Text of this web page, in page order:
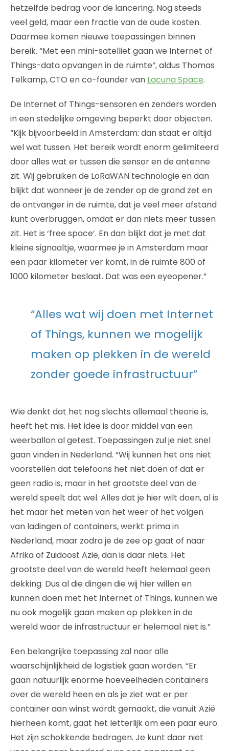
hetzelfde bedrag voor de lancering. Nog steeds
veel geld, maar een fractie van de oude kosten.
Daarmee komen nieuwe toepassingen binnen
bereik. “Met een mini-satelliet gaan we Internet of
Things-data opvangen in de ruimte”, aldus Thomas
Telkamp, CTO en co-founder van Lacuna Space.
De Internet of Things-sensoren en zenders worden
in een stedelijke omgeving beperkt door objecten.
“Kijk bijvoorbeeld in Amsterdam: dan staat er altijd
wel wat tussen. Het bereik wordt enorm gelimiteerd
door alles wat er tussen die sensor en de antenne
zit. Wij gebruiken de LoRaWAN technologie en dan
blijkt dat wanneer je de zender op de grond zet en
de ontvanger in de ruimte, dat je veel meer afstand
kunt overbruggen, omdat er dan niets meer tussen
zit. Het is ‘free space’. En dan blijkt dat je met dat
kleine signaaltje, waarmee je in Amsterdam maar
een paar kilometer ver komt, in de ruimte 800 of
1000 kilometer beslaat. Dat was een eyeopener.”
“Alles wat wij doen met Internet
of Things, kunnen we mogelijk
maken op plekken in de wereld
zonder goede infrastructuur”
Wie denkt dat het nog slechts allemaal theorie is,
heeft het mis. Het idee is door middel van een
weerballon al getest. Toepassingen zul je niet snel
gaan vinden in Nederland. “Wij kunnen het ons niet
voorstellen dat telefoons het niet doen of dat er
geen radio is, maar in het grootste deel van de
wereld speelt dat wel. Alles dat je hier wilt doen, al is
het maar het meten van het weer of het volgen
van ladingen of containers, werkt prima in
Nederland, maar zodra je de zee op gaat of naar
Afrika of Zuidoost Azië, dan is daar niets. Het
grootste deel van de wereld heeft helemaal geen
dekking. Dus al die dingen die wij hier willen en
kunnen doen met het Internet of Things, kunnen we
nu ook mogelijk gaan maken op plekken in de
wereld waar de infrastructuur er helemaal niet is.”
Een belangrijke toepassing zal naar alle
waarschijnlijkheid de logistiek gaan worden. “Er
gaan natuurlijk enorme hoeveelheden containers
over de wereld heen en als je ziet wat er per
container aan winst wordt gemaakt, die vanuit Azië
hierheen komt, gaat het letterlijk om een paar euro.
Het zijn schokkende bedragen. Je kunt daar niet